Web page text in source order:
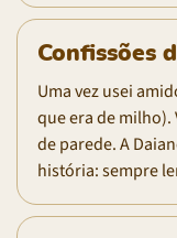
Confissões
Uma vez usei
que era de
de parede. A
história: sempre